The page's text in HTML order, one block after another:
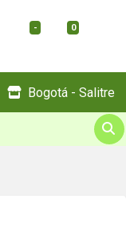
- 0
Bogotá - Salitre